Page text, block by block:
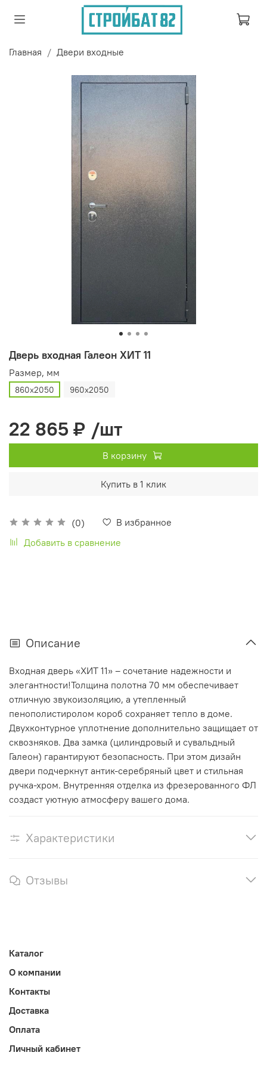
Главная Двери входные
Дверь входная Галеон ХИТ 11
(0)
В избранное
Добавить в сравнение
Размер, мм
860х2050 960х2050
22 865 ₽ /шт
В корзину
Купить в 1 клик
Описание
Входная дверь «ХИТ 11» – сочетание надежности и
элегантности!Толщина полотна 70 мм обеспечивает
отличную звукоизоляцию, а утепленный
пенополистиролом короб сохраняет тепло в доме.
Двухконтурное уплотнение дополнительно защищает от
сквозняков. Два замка (цилиндровый и сувальдный
Галеон) гарантируют безопасность. При этом дизайн
двери подчеркнут антик-серебряный цвет и стильная
ручка-хром. Внутренняя отделка из фрезерованного ФЛ
создаст уютную атмосферу вашего дома.
Характеристики
Отзывы
Каталог
О компании
Контакты
Доставка
Оплата
Личный кабинет